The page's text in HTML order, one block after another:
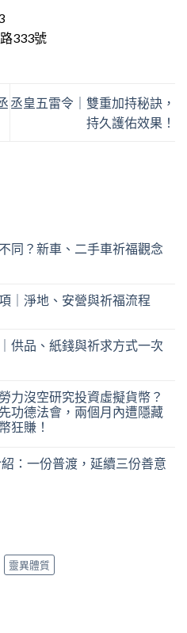
333號
丞皇五雷令｜雙重加持秘訣，
持久護佑效果！
同？新車、二手車祈福觀念
｜淨地、安營與祈福流程
供品、紙錢與祈求方式一次
力沒空研究投資虛擬貨幣？
功德法會，兩個月內遭隱藏
狂賺！
：一份普渡，延續三份善意
靈異體質